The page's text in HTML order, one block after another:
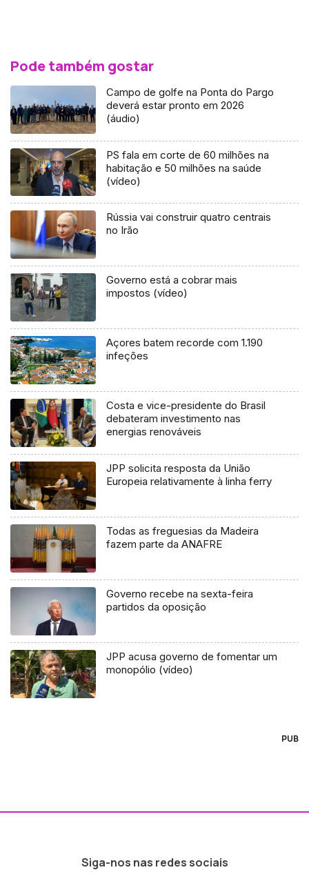
Pode também gostar
Campo de golfe na Ponta do Pargo
deverá estar pronto em 2026
(áudio)
PS fala em corte de 60 milhões na
habitação e 50 milhões na saúde
(vídeo)
Rússia vai construir quatro centrais
no Irão
Governo está a cobrar mais
impostos (vídeo)
Açores batem recorde com 1.190
infeções
Costa e vice-presidente do Brasil
debateram investimento nas
energias renováveis
JPP solicita resposta da União
Europeia relativamente à linha ferry
Todas as freguesias da Madeira
fazem parte da ANAFRE
Governo recebe na sexta-feira
partidos da oposição
JPP acusa governo de fomentar um
monopólio (vídeo)
PUB
Siga-nos nas redes sociais